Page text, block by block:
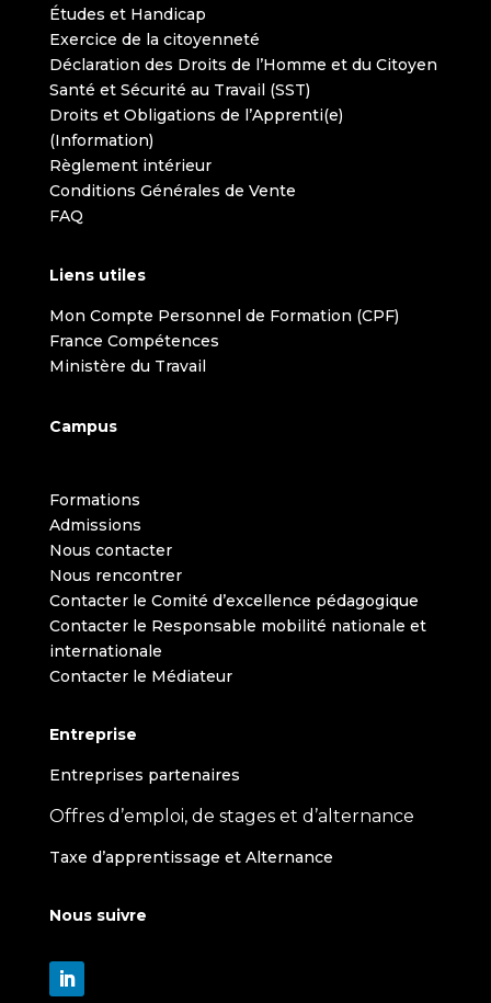
Études et Handicap
Exercice de la citoyenneté
Déclaration des Droits de l’Homme et du Citoyen
Santé et Sécurité au Travail (SST)
Droits et Obligations de l’Apprenti(e)
(Information)
Règlement intérieur
Conditions Générales de Vente
FAQ
Liens utiles
Mon Compte Personnel de Formation (CPF)
France Compétences
Ministère du Travail
Campus
Formations
Admissions
Nous contacter
Nous rencontrer
Contacter le Comité d’excellence pédagogique
Contacter le Responsable mobilité nationale et
internationale
Contacter le Médiateur
Entreprise
Entreprises partenaires
Offres d’emploi, de stages et d’alternance
Taxe d’apprentissage et Alternance
Nous suivre